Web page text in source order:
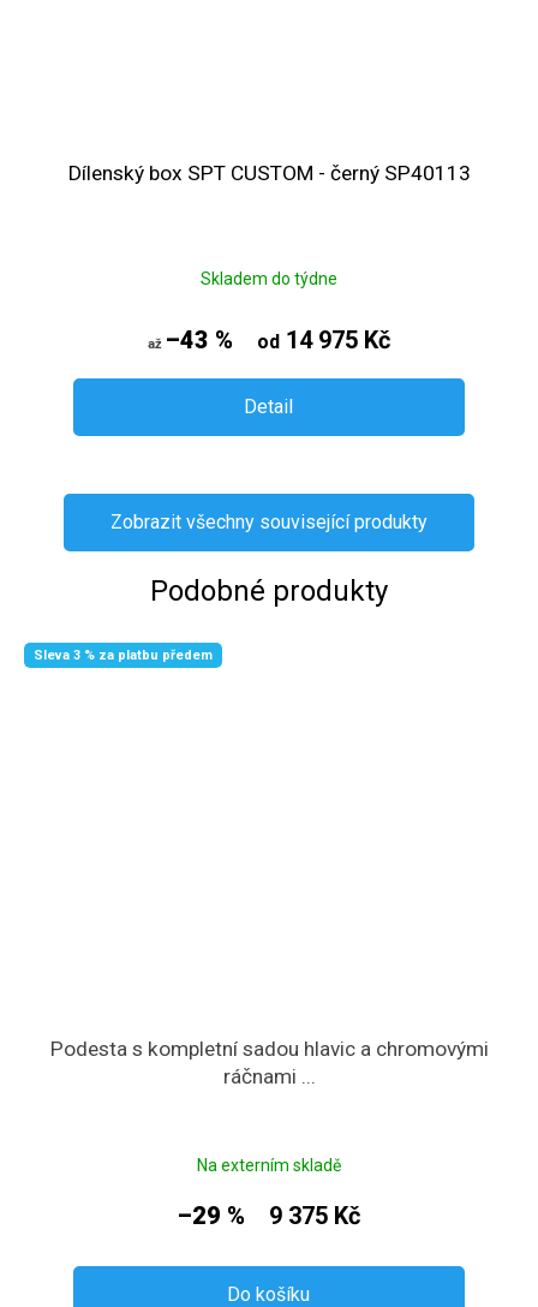
Dílenský box SPT CUSTOM - černý SP40113
Skladem do týdne
až –43 % od 14 975 Kč
Detail
Zobrazit všechny související produkty
Podobné produkty
Sleva 3 % za platbu předem
Podesta s kompletní sadou hlavic a chromovými
ráčnami ...
Na externím skladě
–29 % 9 375 Kč
Do košíku